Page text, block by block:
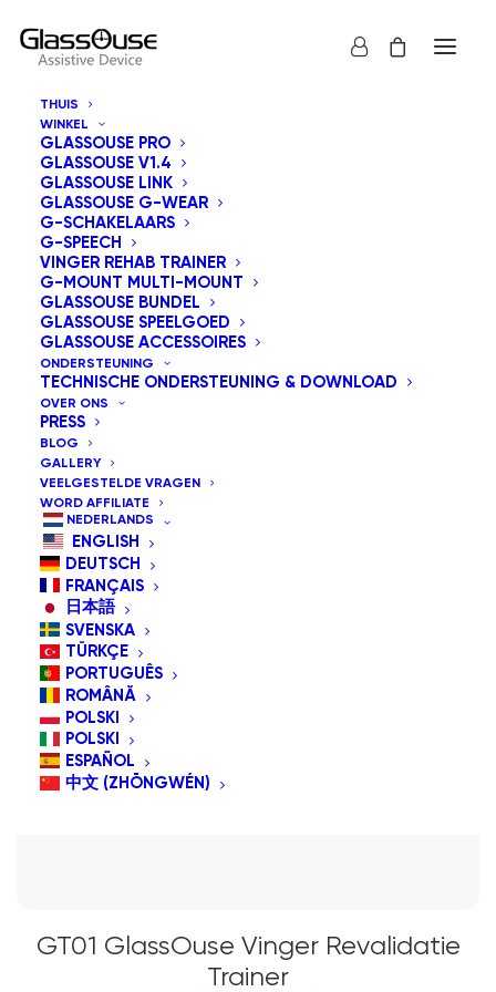
THUIS
WINKEL
GLASSOUSE PRO
GLASSOUSE V1.4
GLASSOUSE LINK
GLASSOUSE G-WEAR
G-SCHAKELAARS
G-SPEECH
VINGER REHAB TRAINER
G-MOUNT MULTI-MOUNT
GLASSOUSE BUNDEL
GLASSOUSE SPEELGOED
GLASSOUSE ACCESSOIRES
ONDERSTEUNING
TECHNISCHE ONDERSTEUNING & DOWNLOAD
OVER ONS
PRESS
BLOG
GALLERY
VEELGESTELDE VRAGEN
WORD AFFILIATE
NEDERLANDS
ENGLISH
DEUTSCH
FRANÇAIS
日本語
SVENSKA
TÜRKÇE
PORTUGUÊS
ROMÂNĂ
POLSKI
POLSKI
ESPAÑOL
中文 (ZHŌNGWÉN)
Sorteer op populariteit
Standaard sortering
Sorteren op nieuwste
Sorteer op prijs: laag naar hoog
Sorteer op prijs: hoog naar laag
AANBIEDING!
GT01 GlassOuse Vinger Revalidatie
Trainer